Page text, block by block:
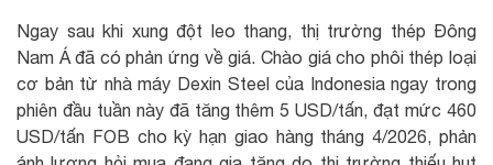
Ngay sau khi xung đột leo thang, thị trường thép Đông
Nam Á đã có phản ứng về giá. Chào giá cho phôi thép loại
cơ bản từ nhà máy Dexin Steel của Indonesia ngay trong
phiên đầu tuần này đã tăng thêm 5 USD/tấn, đạt mức 460
USD/tấn FOB cho kỳ hạn giao hàng tháng 4/2026, phản